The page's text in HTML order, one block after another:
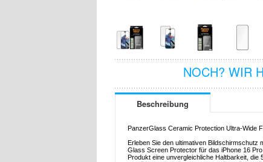
NOCH? WIR
Beschreibung
PanzerGlass Ceramic Protection Ultra-Wide
Erleben Sie den ultimativen
Glass Screen Protector für das iPhone 16
Produkt eine unvergleichliche Haltbarkeit,